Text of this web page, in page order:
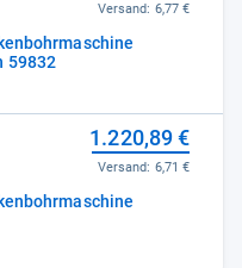
59832
Versand: 6,77 €
1.220,89 €
Versand: 6,71 €